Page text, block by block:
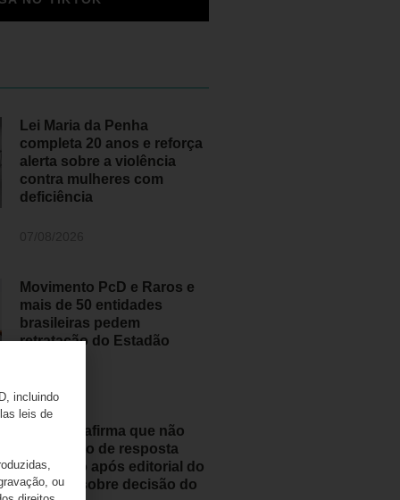
Lei Maria da Penha
completa 20 anos e reforça
alerta sobre a violência
contra mulheres com
deficiência
Movimento PcD e Raros e
mais de 50 entidades
brasileiras pedem
retratação do Estadão
ANAPcD afirma que não
teve direito de resposta
publicado após editorial do
Estadão sobre decisão do
incluindo
leis de
ou